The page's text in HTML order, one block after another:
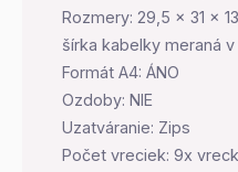
Rozmery: 29,5 x 31 x
šírka kabelky meraná
Formát A4: ÁNO
Ozdoby: NIE
Uzatváranie: Zips
Počet vreciek: 9x